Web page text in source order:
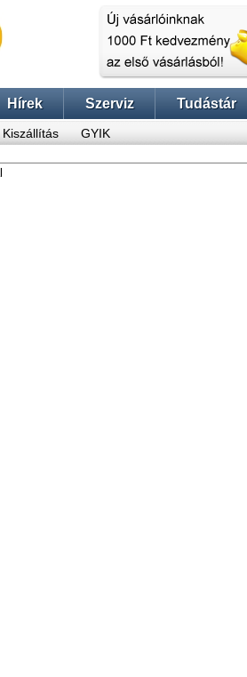
Hírek Szerviz Tudástár
Kiszállítás GYIK